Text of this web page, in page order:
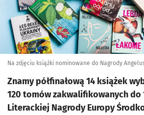
Na zdjęciu książki nominowane do Nagrody
Znamy półfinałową 14 książek
120 tomów zakwalifikowanych do
Literackiej Nagrody Europy